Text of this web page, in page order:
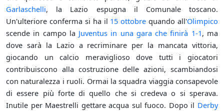
Garlaschelli, la Lazio espugna il Comunale toscano.
Un'ulteriore conferma si ha il 15 ottobre quando all'Olimpico
scende in campo la Juventus in una gara che finirà 1-1, ma
dove sarà la Lazio a recriminare per la mancata vittoria,
giocando un calcio meraviglioso dove tutti i giocatori
contribuiscono alla costruzione delle azioni, scambiandosi
con naturalezza i ruoli. Ormai la squadra viaggia consapevole
di essere più forte di quello che si credeva o si sperava.
Inutile per Maestrelli gettare acqua sul fuoco. Dopo il Derby